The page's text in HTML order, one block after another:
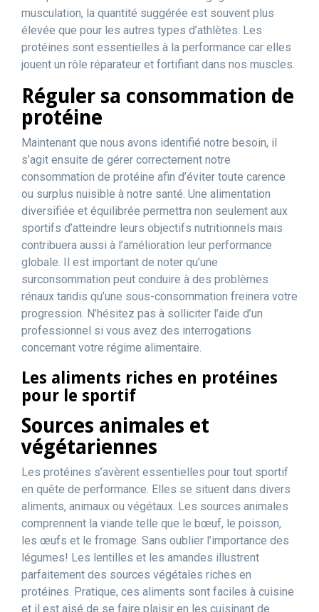
musculation, la quantité suggérée est souvent plus
élevée que pour les autres types d’athlètes. Les
protéines sont essentielles à la performance car elles
jouent un rôle réparateur et fortifiant dans nos muscles.
Réguler sa consommation de
protéine
Maintenant que nous avons identifié notre besoin, il
s’agit ensuite de gérer correctement notre
consommation de protéine afin d’éviter toute carence
ou surplus nuisible à notre santé. Une alimentation
diversifiée et équilibrée permettra non seulement aux
sportifs d’atteindre leurs objectifs nutritionnels mais
contribuera aussi à l’amélioration leur performance
globale. Il est important de noter qu’une
surconsommation peut conduire à des problèmes
rénaux tandis qu’une sous-consommation freinera votre
progression. N’hésitez pas à solliciter l’aide d’un
professionnel si vous avez des interrogations
concernant votre régime alimentaire.
Les aliments riches en protéines
pour le sportif
Sources animales et
végétariennes
Les protéines s’avèrent essentielles pour tout sportif
en quête de performance. Elles se situent dans divers
aliments, animaux ou végétaux. Les sources animales
comprennent la viande telle que le bœuf, le poisson,
les œufs et le fromage. Sans oublier l’importance des
légumes! Les lentilles et les amandes illustrent
parfaitement des sources végétales riches en
protéines. Pratique, ces aliments sont faciles à cuisine
et il est aisé de se faire plaisir en les cuisinant de